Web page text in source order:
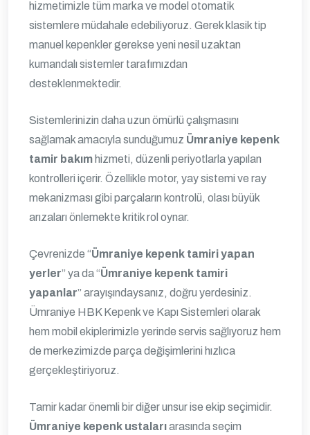
hizmetimizle tüm marka ve model otomatik
sistemlere müdahale edebiliyoruz. Gerek klasik tip
manuel kepenkler gerekse yeni nesil uzaktan
kumandalı sistemler tarafımızdan
desteklenmektedir.
Sistemlerinizin daha uzun ömürlü çalışmasını
sağlamak amacıyla sunduğumuz Ümraniye kepenk
tamir bakım hizmeti, düzenli periyotlarla yapılan
kontrolleri içerir. Özellikle motor, yay sistemi ve ray
mekanizması gibi parçaların kontrolü, olası büyük
arızaları önlemekte kritik rol oynar.
Çevrenizde “Ümraniye kepenk tamiri yapan
yerler” ya da “Ümraniye kepenk tamiri
yapanlar” arayışındaysanız, doğru yerdesiniz.
Ümraniye HBK Kepenk ve Kapı Sistemleri olarak
hem mobil ekiplerimizle yerinde servis sağlıyoruz hem
de merkezimizde parça değişimlerini hızlıca
gerçekleştiriyoruz.
Tamir kadar önemli bir diğer unsur ise ekip seçimidir.
Ümraniye kepenk ustalarıarasında seçim